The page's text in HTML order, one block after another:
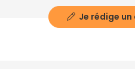
Je rédige